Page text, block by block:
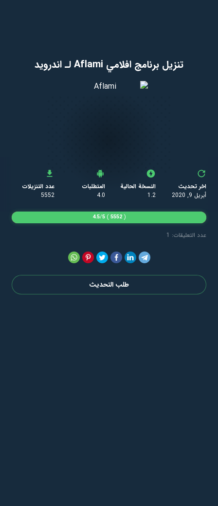
تنزيل برنامج افلامي Aflami لـ اندرويد
اخر تحديث
أبريل 9, 2020
النسخة الحالية
1.2
المتطلبات
4.0
عدد التنزيلات
5552
عدد التعليقات: 1
(
5552
)
4.5/5
طلب التحديث